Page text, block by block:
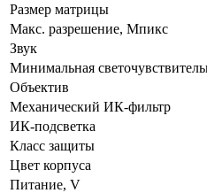
Размер матрицы
Макс. разрешение, Мпикс
Звук
Минимальная
Объектив
Механический ИК-фильтр
ИК-подсветка
Класс защиты
Цвет корпуса
Питание, V